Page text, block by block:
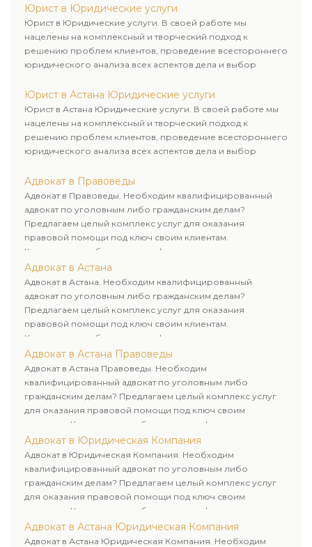
Юрист в Юридические услуги
Юрист в Юридические услуги. В своей работе мы
нацелены на комплексный и творческий подход к
решению проблем клиентов, проведение всестороннего
юридического анализа всех аспектов дела и выбор
Юрист в Астана Юридические услуги
Юрист в Астана Юридические услуги. В своей работе мы
нацелены на комплексный и творческий подход к
решению проблем клиентов, проведение всестороннего
юридического анализа всех аспектов дела и выбор
Адвокат в Правоведы
Адвокат в Правоведы. Необходим квалифицированный
адвокат по уголовным либо гражданским делам?
Предлагаем целый комплекс услуг для оказания
правовой помощи под ключ своим клиентам.
Комплексное обслуживание физических и юридических
лиц. Индивидуальный подход к каждому клиенту.
Адвокат в Астана
Адвокат в Астана. Необходим квалифицированный
адвокат по уголовным либо гражданским делам?
Предлагаем целый комплекс услуг для оказания
правовой помощи под ключ своим клиентам.
Комплексное обслуживание физических и юридических
лиц. Индивидуальный подход к каждому клиенту.
Адвокат в Астана Правоведы
Адвокат в Астана Правоведы. Необходим
квалифицированный адвокат по уголовным либо
гражданским делам? Предлагаем целый комплекс услуг
для оказания правовой помощи под ключ своим
клиентам. Комплексное обслуживание физических и
юридических лиц. Индивидуальный подход к каждому
клиенту.
Адвокат в Юридическая Компания
Адвокат в Юридическая Компания. Необходим
квалифицированный адвокат по уголовным либо
гражданским делам? Предлагаем целый комплекс услуг
для оказания правовой помощи под ключ своим
клиентам. Комплексное обслуживание физических и
юридических лиц. Индивидуальный подход к каждому
клиенту.
Адвокат в Астана Юридическая Компания
Адвокат в Астана Юридическая Компания. Необходим